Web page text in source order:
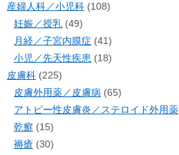
産婦人科／小児科 (108)
妊娠／授乳 (49)
月経／子宮内膜症 (41)
小児／先天性疾患 (18)
皮膚科 (225)
皮膚外用薬／皮膚病 (65)
アトピー性皮膚炎／ステロイド外用薬
乾癬 (15)
褥瘡 (30)